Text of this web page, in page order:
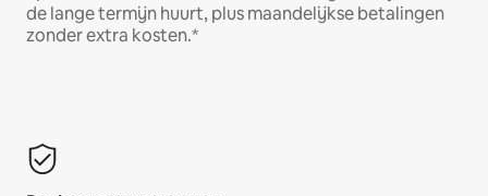
de lange termijn huurt, plus maandelijkse betalingen
zonder extra kosten.*